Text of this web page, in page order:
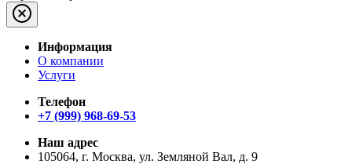
Информация
О компании
Услуги
Телефон
+7 (999) 968-69-53
Наш адрес
105064, г. Москва, ул. Земляной Вал, д. 9